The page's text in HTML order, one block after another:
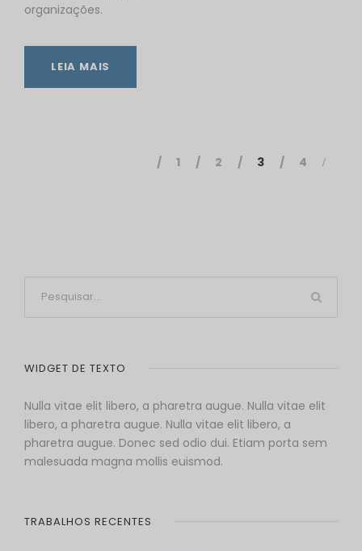
organizações.
LEIA MAIS
1 2 3 4
WIDGET DE TEXTO
Nulla vitae elit libero, a pharetra augue. Nulla vitae elit
libero, a pharetra augue. Nulla vitae elit libero, a
pharetra augue. Donec sed odio dui. Etiam porta sem
malesuada magna mollis euismod.
TRABALHOS RECENTES